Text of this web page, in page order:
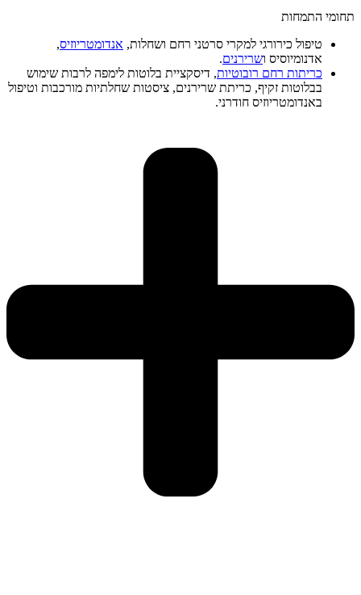
תחומי התמחות
טיפול כירורגי למקרי סרטני רחם ושחלות, אנדומטריוזיס,
אדנומיוסיס ושרירנים.
כריתות רחם רובוטיות, דיסקציית בלוטות לימפה לרבות שימוש
בבלוטות זקיף, כריתת שרירנים, ציסטות שחלתיות מורכבות וטיפול
באנדומטריוזיס חודרני.